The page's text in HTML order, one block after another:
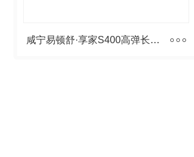
咸宁易顿舒·享家S400高弹长效型防水浆料